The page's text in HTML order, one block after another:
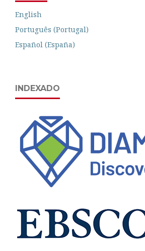
English
Português (Portugal)
Español (España)
INDEXADO